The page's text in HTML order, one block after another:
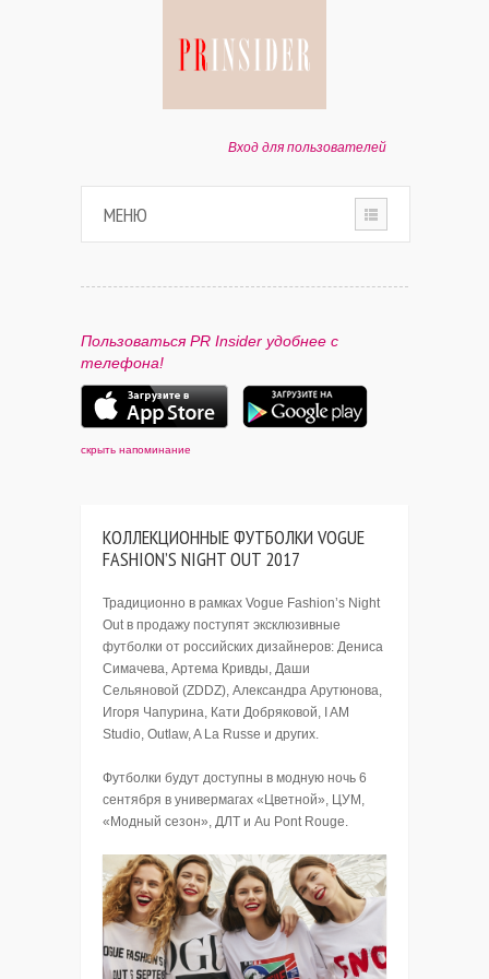
Вход для пользователей
МЕНЮ
ПАРТНЕРАМ
КОНТАКТЫ
Пользоваться PR Insider удобнее с
телефона!
скрыть напоминание
КОЛЛЕКЦИОННЫЕ ФУТБОЛКИ VOGUE
FASHION’S NIGHT OUT 2017
Традиционно в рамках Vogue Fashion’s Night
Out в продажу поступят эксклюзивные
футболки от российских дизайнеров: Дениса
Симачева, Артема Кривды, Даши
Сельяновой (ZDDZ), Александра Арутюнова,
Игоря Чапурина, Кати Добряковой, I AM
Studio, Outlaw, A La Russe и других.
Футболки будут доступны в модную ночь 6
сентября в универмагах «Цветной», ЦУМ,
«Модный сезон», ДЛТ и Au Pont Rouge.